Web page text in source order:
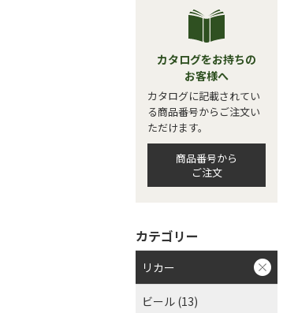
カタログをお持ちの
お客様へ
カタログに記載されてい
る商品番号からご注文い
ただけます。
商品番号から
ご注文
カテゴリー
リカー
ビール (13)